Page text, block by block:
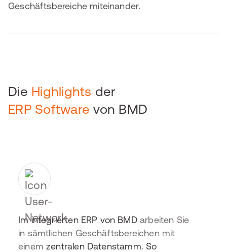
Geschäftsbereiche miteinander.
Die Highlights der
ERP Software von BMD
Im integrierten ERP von BMDarbeiten Sie
in sämtlichen Geschäftsbereichen mit
einemzentralen Datenstamm. So